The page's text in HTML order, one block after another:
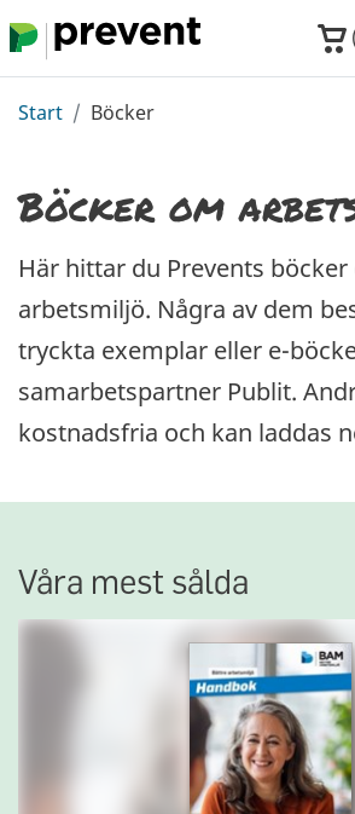
Hoppa till huvudinnehållet
Start Böcker
Böcker om
Här hittar du Prevents böcker
arbetsmiljö. Några av dem
tryckta exemplar eller e-
samarbetspartner Publit.
kostnadsfria och kan laddas
Våra mest sålda